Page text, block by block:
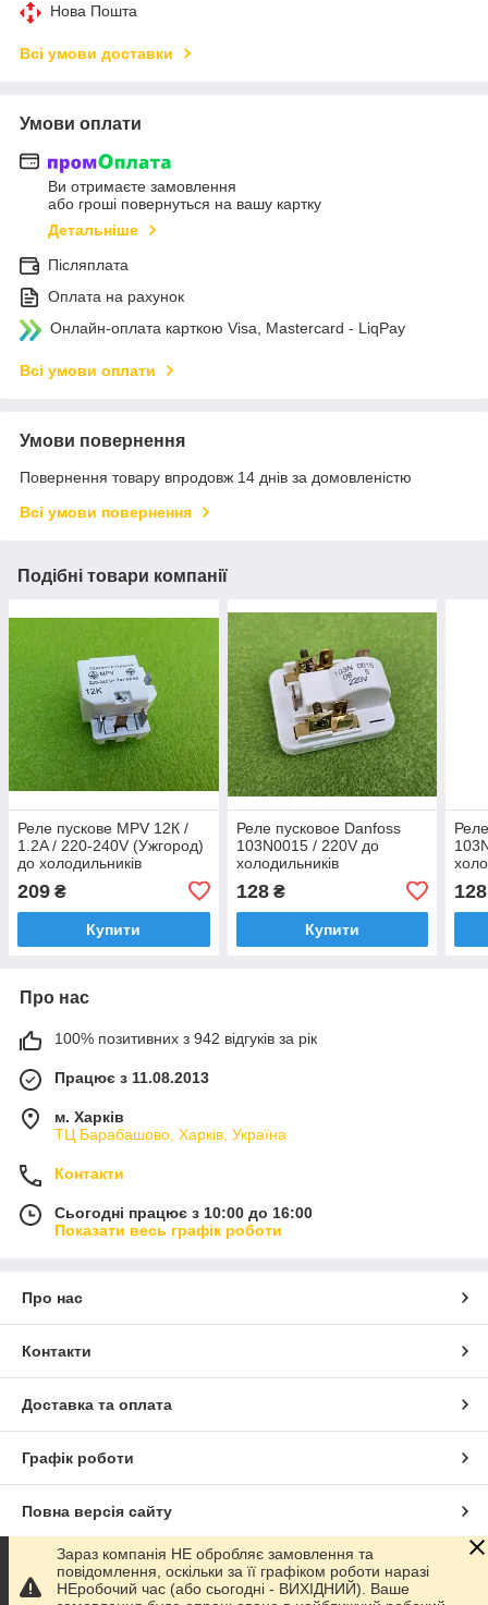
Нова Пошта
Всі умови доставки
Умови оплати
Ви отримаєте замовлення
або гроші повернуться на вашу картку
Детальніше
Післяплата
Оплата на рахунок
Онлайн-оплата карткою Visa, Mastercard - LiqPay
Всі умови оплати
Умови повернення
Повернення товару впродовж 14 днів за домовленістю
Всі умови повернення
Подібні товари компанії
Реле пускове MPV 12К /
1.2A / 220-240V (Ужгород)
до холодильників
209 ₴
Купити
Реле пусковое Danfoss
103N0015 / 220V до
холодильників
128₴
Купити
128
Про нас
100% позитивних з 942 відгуків за рік
Працює з 11.08.2013
м. Харків
ТЦ Барабашово, Харків, Україна
Контакти
Сьогодні працює з 10:00 до 16:00
Показати весь графік роботи
Про нас
Контакти
Доставка та оплата
Графік роботи
Повна версія сайту
Сайт створено на маркетплейсіProm.ua
Зараз компанія НЕ обробляє замовлення та
повідомлення, оскільки за її графіком роботи наразі
НЕробочий час (або сьогодні - ВИХІДНИЙ). Ваше